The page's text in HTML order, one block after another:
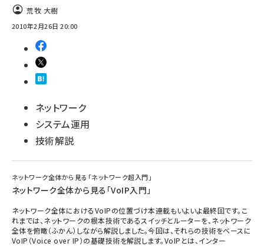
荒牧 大樹
2010年2月26日 20:00
ネットワーク
システム運用
技術解説
ネットワーク全体から見る「ネットワーク超入門」
ネットワーク全体から見る「VoIP入門」
ネットワーク全体におけるVoIPの位置づけ本連載もいよいよ最終回です。こ
れまでは、ネットワークの根本技術であるスイッチとルーターを、ネットワーク
全体を俯瞰（ふかん）しながら解説しました。今回は、それらの技術をベースに
VoIP（Voice over IP）の基礎技術を解説します。VoIPとは、インター